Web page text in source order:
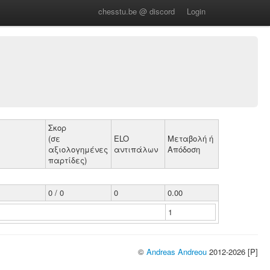
chesstu.be @ discord Login
Σκορ
(σε
αξιολογημένες
παρτίδες)
ELO
αντιπάλων
Μεταβολή ή
Απόδοση
0 / 0 0
0.00
1
© Andreas Andreou 2012-2026 [P]